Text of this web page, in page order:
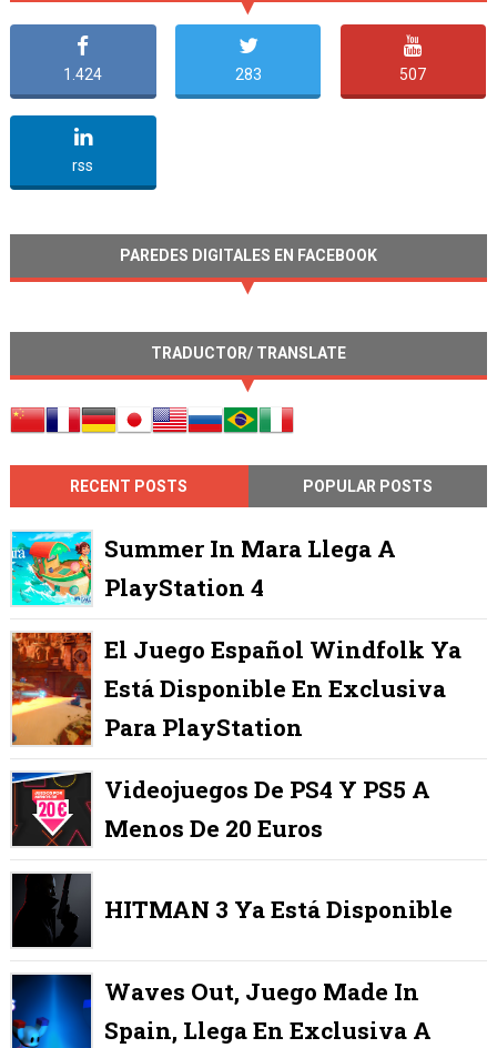
1.424 283 507
rss
PAREDES DIGITALES EN FACEBOOK
TRADUCTOR/ TRANSLATE
RECENT POSTS POPULAR POSTS
Summer In Mara Llega A
PlayStation 4
El Juego Español Windfolk Ya
Está Disponible En Exclusiva
Para PlayStation
Videojuegos De PS4 Y PS5 A
Menos De 20 Euros
HITMAN 3 Ya Está Disponible
Waves Out, Juego Made In
Spain, Llega En Exclusiva A